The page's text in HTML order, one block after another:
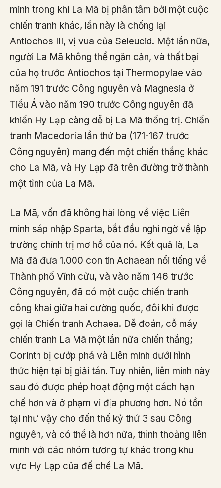
minh trong khi La Mã bị phân tâm bởi một cuộc
chiến tranh khác, lần này là chống lại
Antiochos III, vị vua của Seleucid. Một lần nữa,
người La Mã không thể ngăn cản, và thất bại
của họ trước Antiochos tại Thermopylae vào
năm 191 trước Công nguyên và Magnesia ở
Tiểu Á vào năm 190 trước Công nguyên đã
khiến Hy Lạp càng dễ bị La Mã thống trị. Chiến
tranh Macedonia lần thứ ba (171-167 trước
Công nguyên) mang đến một chiến thắng khác
cho La Mã, và Hy Lạp đã trên đường trở thành
một tỉnh của La Mã.
La Mã, vốn đã không hài lòng về việc Liên
minh sáp nhập Sparta, bắt đầu nghi ngờ về lập
trường chính trị mơ hồ của nó. Kết quả là, La
Mã đã đưa 1.000 con tin Achaean nổi tiếng về
Thành phố Vĩnh cửu, và vào năm 146 trước
Công nguyên, đã có một cuộc chiến tranh
công khai giữa hai cường quốc, đôi khi được
gọi là Chiến tranh Achaea. Dễ đoán, cỗ máy
chiến tranh La Mã một lần nữa chiến thắng;
Corinth bị cướp phá và Liên minh dưới hình
thức hiện tại bị giải tán. Tuy nhiên, liên minh này
sau đó được phép hoạt động một cách hạn
chế hơn và ở phạm vi địa phương hơn. Nó tồn
tại như vậy cho đến thế kỷ thứ 3 sau Công
nguyên, và có thể là hơn nữa, thỉnh thoảng liên
minh với các nhóm tương tự khác trong khu
vực Hy Lạp của đế chế La Mã.